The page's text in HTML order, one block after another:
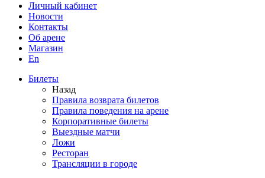
Личный кабинет
Новости
Контакты
Об арене
Магазин
En
Билеты
Назад
Правила возврата билетов
Правила поведения на арене
Корпоративные билеты
Выездные матчи
Ложи
Ресторан
Трансляции в городе